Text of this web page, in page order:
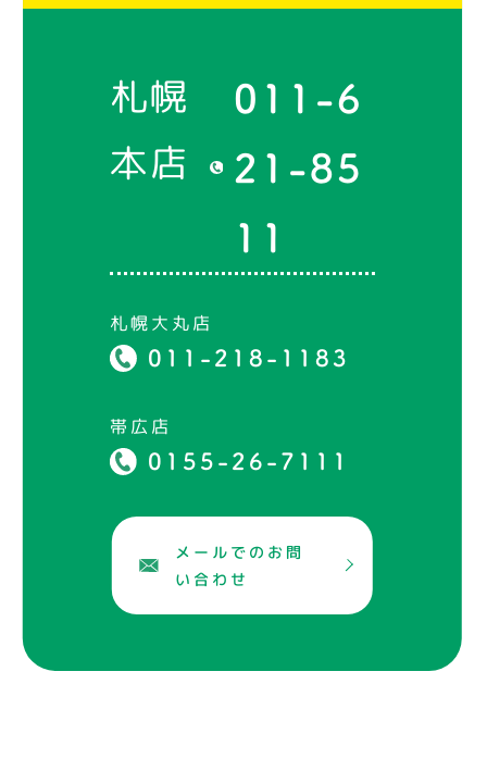
札幌
本店
011-6
21-85
11
札幌大丸店
011-218-1183
帯広店
0155-26-7111
メールでのお問
い合わせ